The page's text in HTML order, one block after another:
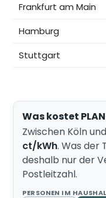
Frankfurt am Main
Hamburg
Stuttgart
Was kostet
Zwischen Köln
ct/kWh. Was der
deshalb nur der
Postleitzahl.
PERSONEN IM